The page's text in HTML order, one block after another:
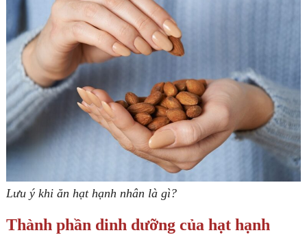
Lưu ý khi ăn hạt hạnh nhân là gì?
Thành phần dinh dưỡng của hạt hạnh